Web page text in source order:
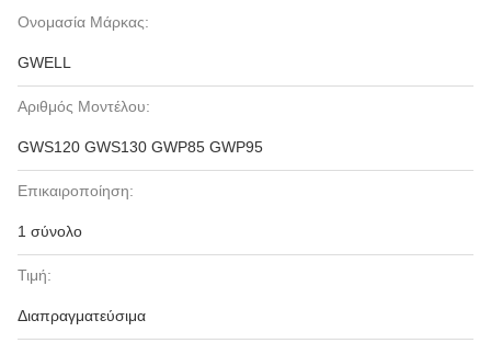
Ονομασία Μάρκας:
GWELL
Αριθμός Μοντέλου:
GWS120 GWS130 GWP85 GWP95
Επικαιροποίηση:
1 σύνολο
Τιμή:
Διαπραγματεύσιμα